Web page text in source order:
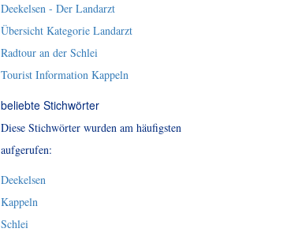
Deekelsen - Der Landarzt
Übersicht Kategorie Landarzt
Radtour an der Schlei
Tourist Information Kappeln
beliebte Stichwörter
Diese Stichwörter wurden am häufigsten
aufgerufen:
Deekelsen
Kappeln
Schlei